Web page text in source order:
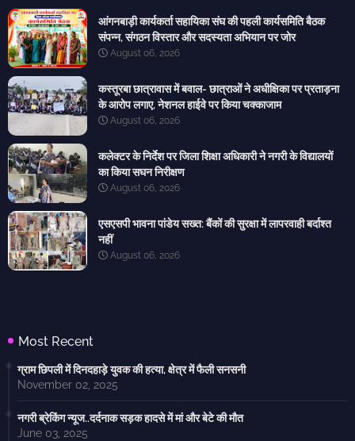
आंगनबाड़ी कार्यकर्ता सहायिका संघ की पहली कार्यसमिति बैठक
संपन्न, संगठन विस्तार और सदस्यता अभियान पर जोर
August 06, 2026
कस्तूरबा छात्रावास में बवाल- छात्राओं ने अधीक्षिका पर प्रताड़ना
के आरोप लगाए, नेशनल हाईवे पर किया चक्काजाम
August 06, 2026
कलेक्टर के निर्देश पर जिला शिक्षा अधिकारी ने नगरी के विद्यालयों
का किया सघन निरीक्षण
August 06, 2026
एसएसपी भावना पांडेय सख्त: बैंकों की सुरक्षा में लापरवाही बर्दाश्त
नहीं
August 06, 2026
Most Recent
ग्राम छिपली में दिनदहाड़े युवक की हत्या, क्षेत्र में फैली सनसनी
November 02, 2025
नगरी ब्रेकिंग न्यूज..दर्दनाक सड़क हादसे में मां और बेटे की मौत
June 03, 2025